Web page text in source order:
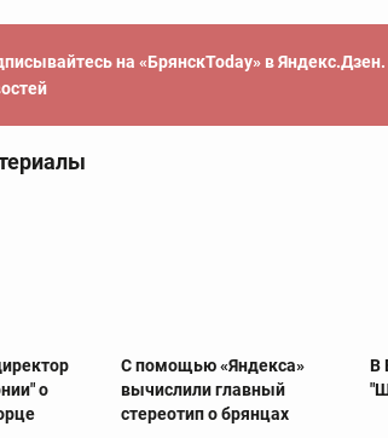
на «БрянскToday» в
о
С помощью «Яндекса»
вычислили главный
стереотип о брянцах
В